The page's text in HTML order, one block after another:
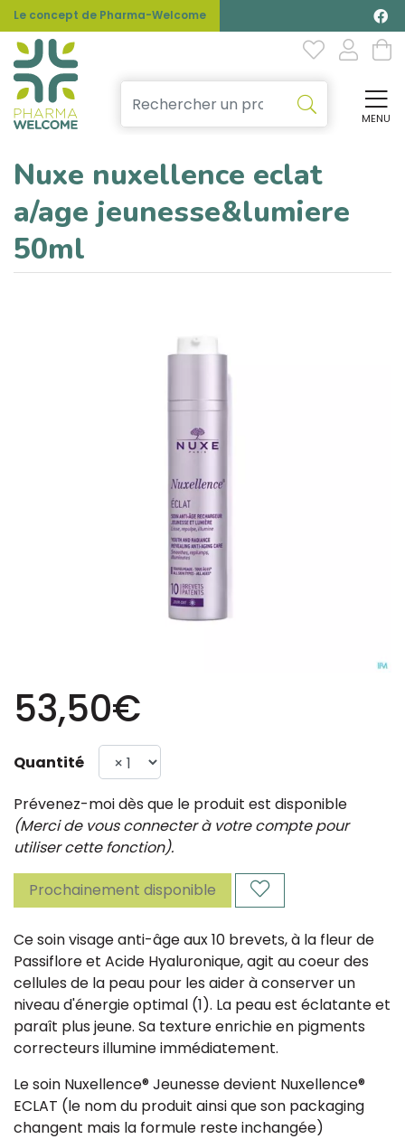
Le concept de Pharma-Welcome
MENU
Nuxe nuxellence eclat
a/age jeunesse&lumiere
50ml
53,50€
Quantité
Prévenez-moi dès que le produit est disponible
(Merci de vous connecter à votre compte pour
utiliser cette fonction).
Prochainement disponible
Ce soin visage anti-âge aux 10 brevets, à la fleur de
Passiflore et Acide Hyaluronique, agit au coeur des
cellules de la peau pour les aider à conserver un
niveau d'énergie optimal (1). La peau est éclatante et
paraît plus jeune. Sa texture enrichie en pigments
correcteurs illumine immédiatement.
Le soin Nuxellence® Jeunesse devient Nuxellence®
ECLAT (le nom du produit ainsi que son packaging
changent mais la formule reste inchangée)